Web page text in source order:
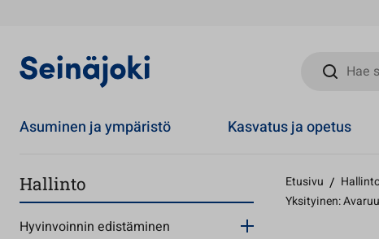
Hae
Asuminen ja ympäristö Kasvatus ja opetus
Hallinto
Hyvinvoinnin edistäminen
Etusivu /
Yksityinen: